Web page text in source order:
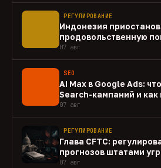
РЕГУЛИРОВАНИЕ
Индонезия
продовольственную
домохозяйств
07 авг
SEO
AI Max в Google Ads:
Search-кампаний и как
07 авг
РЕГУЛИРОВАНИЕ
Глава CFTC:
прогнозов штатами
федеральному рынку
07 авг